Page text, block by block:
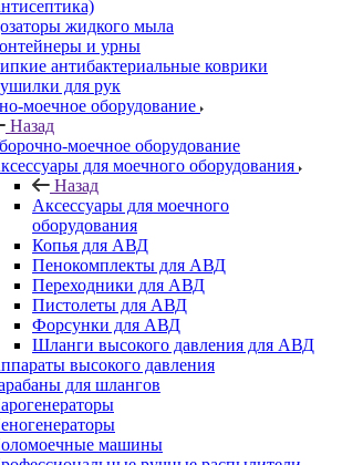
жидкого мыла
и урны
антибактериальные коврики
для рук
моечное оборудование
Назад
моечное оборудование
для моечного оборудования
Назад
Аксессуары для моечного
оборудования
Копья для АВД
Пенокомплекты для АВД
Переходники для АВД
Пистолеты для АВД
Форсунки для АВД
Шланги высокого давления для АВД
высокого давления
для шлангов
машины